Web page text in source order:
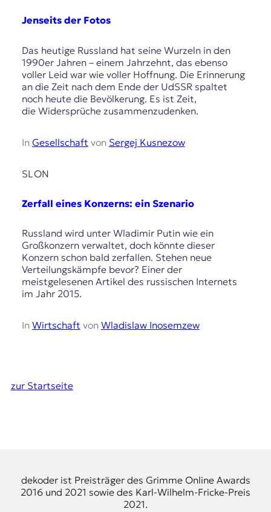
Jenseits der Fotos
Das heutige Russland hat seine Wurzeln in den
1990er Jahren – einem Jahrzehnt, das ebenso
voller Leid war wie voller Hoffnung. Die Erinnerung
an die Zeit nach dem Ende der UdSSR spaltet
noch heute die Bevölkerung. Es ist Zeit,
die Widersprüche zusammenzudenken.
In Gesellschaft von Sergej Kusnezow
SLON
Zerfall eines Konzerns: ein Szenario
Russland wird unter Wladimir Putin wie ein
Großkonzern verwaltet, doch könnte dieser
Konzern schon bald zerfallen. Stehen neue
Verteilungskämpfe bevor? Einer der
meistgelesenen Artikel des russischen Internets
im Jahr 2015.
In Wirtschaft von Wladislaw Inosemzew
zur Startseite
dekoder ist Preisträger des Grimme Online Awards
2016 und 2021 sowie des Karl-Wilhelm-Fricke-Preis
2021.